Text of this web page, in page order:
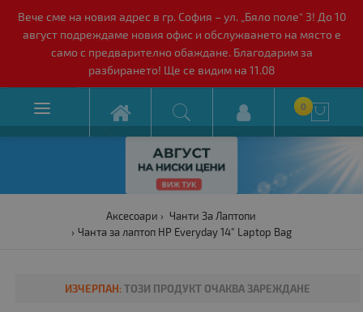
Вече сме на новия адрес в гр. София – ул. „Бяло поле“ 3! До 10
август подреждаме новия офис и обслужването на място е
само с предварително обаждане. Благодарим за
разбирането! Ще се видим на 11.08
 0 
Аксесоари
Чанти За Лаптопи
Чанта за лаптоп HP Everyday 14" Laptop Bag
ИЗЧЕРПАН:ТОЗИ ПРОДУКТ ОЧАКВА ЗАРЕЖДАНЕ